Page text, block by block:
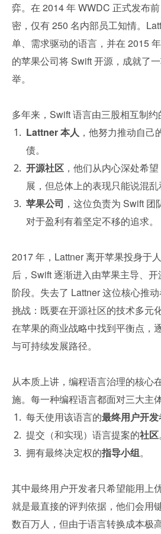
弈。在 2014 年 WWDC 正式发布
密，仅有 250 名内部员工知情。
单、需求驱动的语言，并在 2015
的苹果公司将 Swift 开源，成就了
举。
多年来，Swift 语言由三股相互制约
Lattner 本人 ，他努力推动自
债。
开源社区 ，他们从内心深处希
展，但总体上的表现只能说混乱
苹果公司 ，这位负责为 Swift
对于盈利有着坚定不移的追求。
2017 年，Lattner 离开苹果投身于
后，Swift 逐渐进入由苹果主导、
阶段。失去了 Lattner 这位核心推
挑战：既要在开源社区的技术多元
在苹果的商业战略中找到平衡点，
与可持续发展路径。
从本质上讲，编程语言治理的核心
施。每一种编程语言都面对三大主
每天使用该语言的最终用户开发
提交（和实现）语言提案的社区。
拥有最终决定权的指导小组。
其中最终用户开发者只希望能用上
就是最直接的评判依据，他们会用
数百万人，但由于语言转换成本极